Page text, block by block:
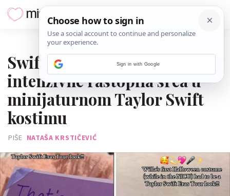
Swiftie odmalena: Palčica s
intenzivne rastopila srca u
minijaturnom Taylor Swift
kostimu
PIŠE NATAŠA KRSTIČEVIĆ
Sign in with Google